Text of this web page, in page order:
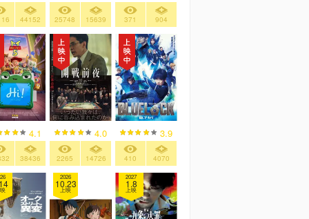
44152 25748 15639 371 904
4.1
38436
4.0
2265 14726
3.9
410 4070
2026
10.23
上映
2027
1.8
上映